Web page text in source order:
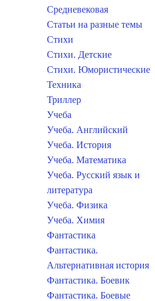
Средневековая
Статьи на разные темы
Стихи
Стихи. Детские
Стихи. Юмористические
Техника
Триллер
Учеба
Учеба. Английский
Учеба. История
Учеба. Математика
Учеба. Русский язык и
литература
Учеба. Физика
Учеба. Химия
Фантастика
Фантастика.
Альтернативная история
Фантастика. Боевик
Фантастика. Боевые